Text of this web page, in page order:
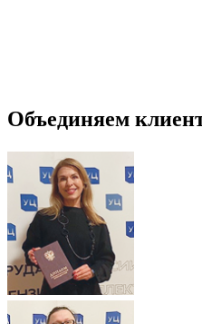
Объединяем